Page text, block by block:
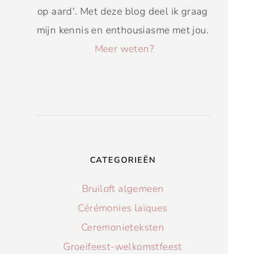
op aard'. Met deze blog deel ik graag
mijn kennis en enthousiasme met jou.
Meer weten?
CATEGORIEËN
Bruiloft algemeen
Cérémonies laïques
Ceremonieteksten
Groeifeest-welkomstfeest